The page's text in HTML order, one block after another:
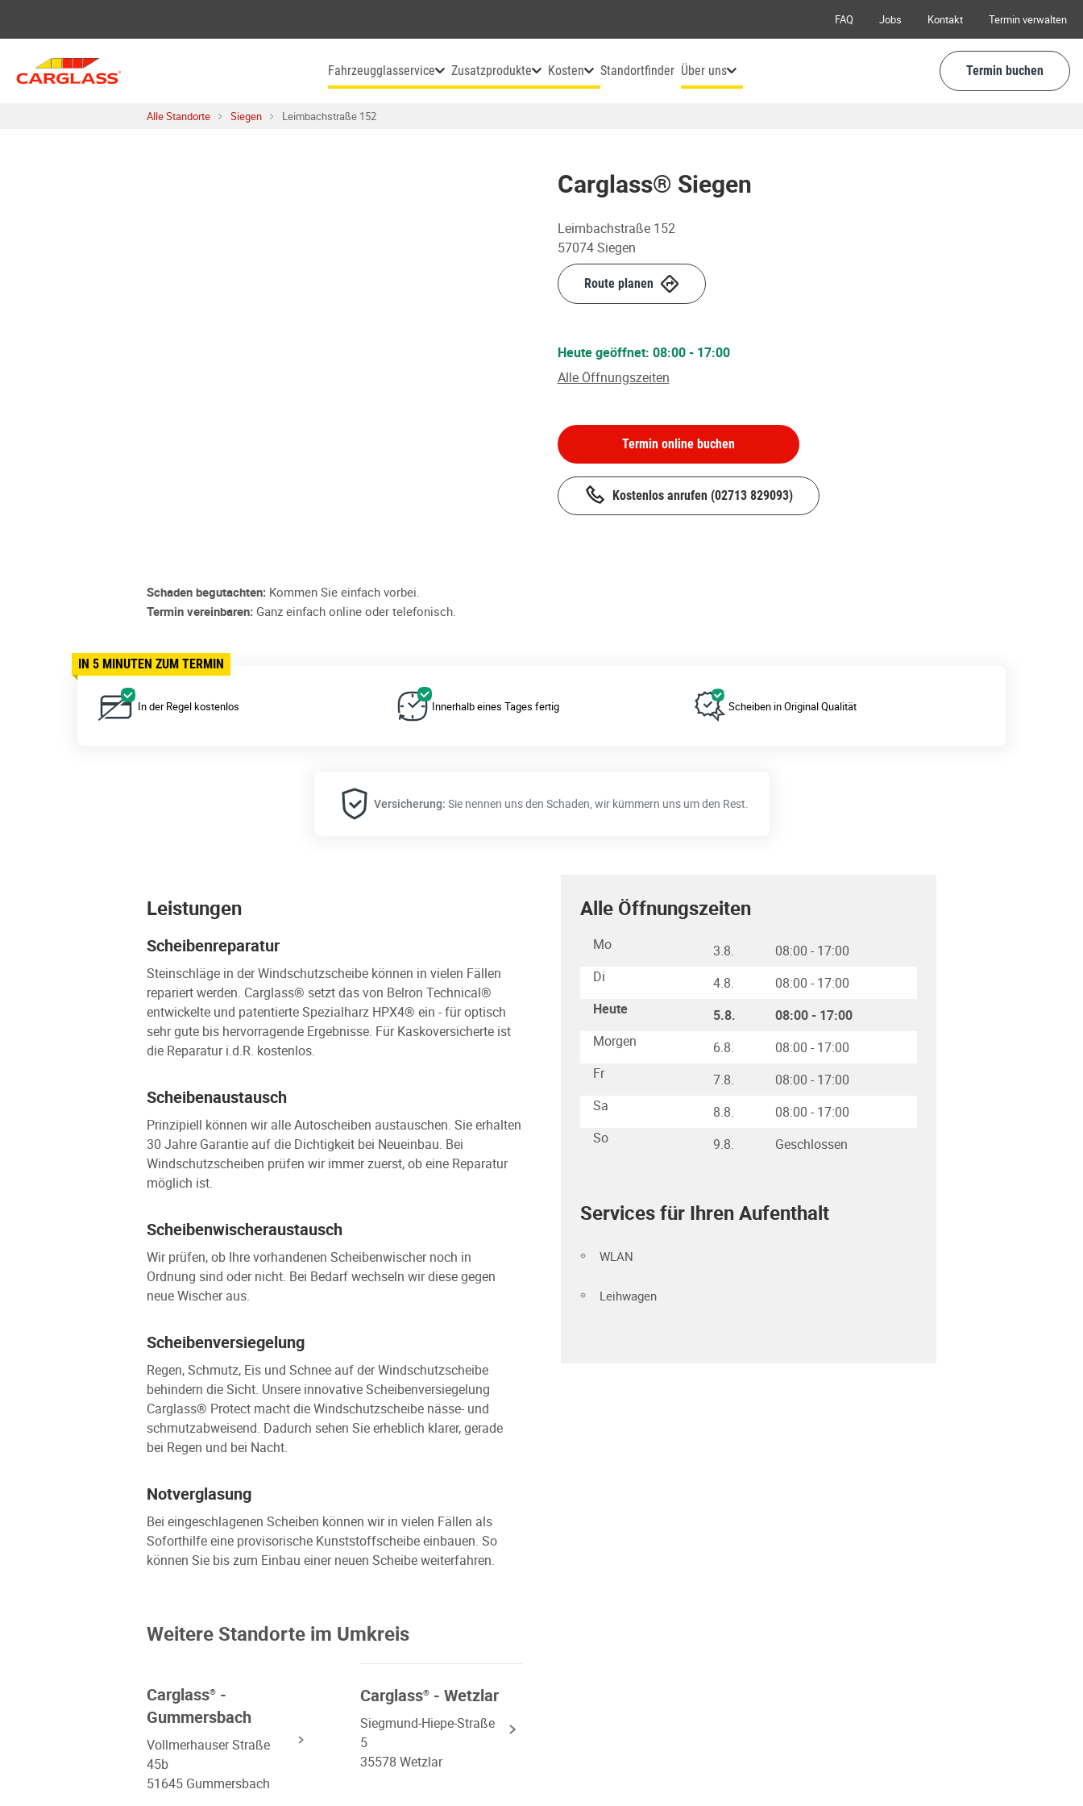
Termin verwalten
Kontakt
Jobs
FAQ
Fahrzeugglasservice Zusatzprodukte Kosten Standortfinder Über uns Termin buchen
Alle Standorte Siegen Leimbachstraße 152
Carglass® Siegen
Leimbachstraße 152
57074Siegen
Route planen
Heute geöffnet: 08:00- 17:00
Alle Öffnungszeiten
Termin online buchen
Kostenlos anrufen (02713 829093)
Schaden begutachten: Kommen Sie einfach vorbei.
Termin vereinbaren: Ganz einfach online oder telefonisch.
IN 5 MINUTEN ZUM TERMIN
In der Regel kostenlos Innerhalb eines Tages fertig Scheiben in Original Qualität
Versicherung: Sie nennen uns den Schaden, wir kümmern uns um den Rest.
Leistungen
Scheibenreparatur
Steinschläge in der Windschutzscheibe können in vielen Fällen
repariert werden. Carglass® setzt das von Belron Technical®
entwickelte und patentierte Spezialharz HPX4® ein - für optisch
sehr gute bis hervorragende Ergebnisse. Für Kaskoversicherte ist
die Reparatur i.d.R. kostenlos.
Scheibenaustausch
Prinzipiell können wir alle Autoscheiben austauschen. Sie erhalten
30 Jahre Garantie auf die Dichtigkeit bei Neueinbau. Bei
Windschutzscheiben prüfen wir immer zuerst, ob eine Reparatur
möglich ist.
Scheibenwischeraustausch
Wir prüfen, ob Ihre vorhandenen Scheibenwischer noch in
Ordnung sind oder nicht. Bei Bedarf wechseln wir diese gegen
neue Wischer aus.
Scheibenversiegelung
Regen, Schmutz, Eis und Schnee auf der Windschutzscheibe
behindern die Sicht. Unsere innovative Scheibenversiegelung
Carglass® Protect macht die Windschutzscheibe nässe- und
schmutzabweisend. Dadurch sehen Sie erheblich klarer, gerade
bei Regen und bei Nacht.
Notverglasung
Bei eingeschlagenen Scheiben können wir in vielen Fällen als
Soforthilfe eine provisorische Kunststoffscheibe einbauen. So
können Sie bis zum Einbau einer neuen Scheibe weiterfahren.
Weitere Standorte im Umkreis
Carglass® -
Gummersbach
Vollmerhauser Straße
45b
51645 Gummersbach
Carglass® - Wetzlar
Siegmund-Hiepe-Straße
5
35578 Wetzlar
Alle Öffnungszeiten
Wochentag
Mo 3.8. 08:00 - 17:00
Di
4.8. 08:00 - 17:00
Heute
5.8. 08:00 - 17:00
Morgen
6.8. 08:00 - 17:00
Fr
7.8. 08:00 - 17:00
Sa
8.8. 08:00 - 17:00
So
9.8. Geschlossen
Services für Ihren Aufenthalt
WLAN
Leihwagen